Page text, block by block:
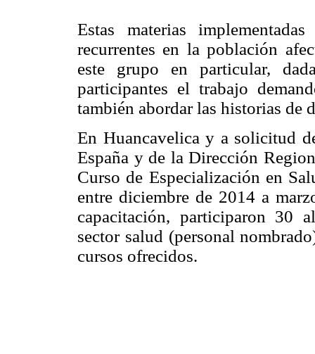
Estas materias
recurrentes en la población
este grupo en particular,
participantes el trabajo
también abordar las historias de
En Huancavelica y a solicitud
España y de la Dirección
Curso de Especialización en
entre diciembre de 2014 a
capacitación, participaron 30
sector salud (personal
cursos ofrecidos.